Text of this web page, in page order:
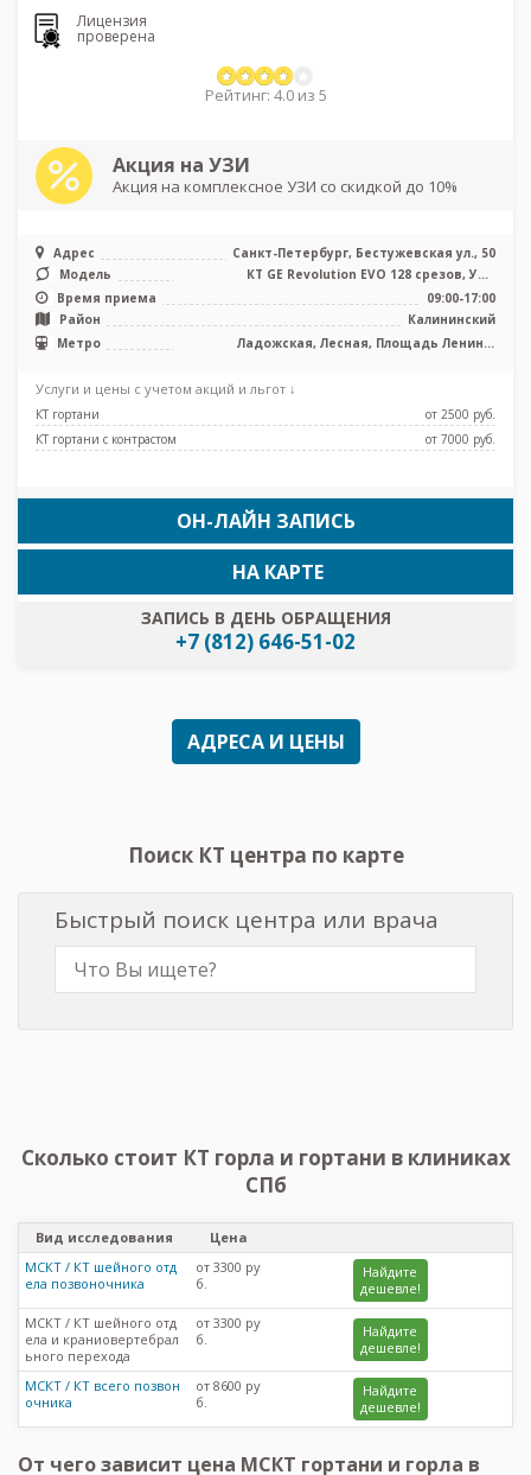
Лицензия
проверена
Рейтинг: 4.0 из 5
Акция на УЗИ
Акция на комплексное УЗИ со скидкой до 10%
Адрес
Санкт-Петербург, Бестужевская ул., 50
Модель
КТ GE Revolution EVO 128 срезов, УЗИ
Время приема
09:00-17:00
Район
Калининский
Метро
Ладожская, Лесная, Площадь Ленина,
Услуги и цены с учетом акций и льгот ↓
КТ гортани
от 2500 pуб.
КТ гортани с контрастом
от 7000 pуб.
ОН-ЛАЙН ЗАПИСЬ
ЗАПИСЬ В ДЕНЬ ОБРАЩЕНИЯ
+7 (812) 646-51-02
НА КАРТЕ
АДРЕСА И ЦЕНЫ
Поиск КТ центра по карте
Быстрый поиск центра или врача
Сколько стоит КТ горла и гортани в клиниках
СПб
Вид исследования
Цена
МСКТ / КТ шейного отд
ела позвоночника
от 3300 ру
б.
Найдите
дешевле!
МСКТ / КТ шейного отд
ела и краниовертебрал
ьного перехода
от 3300 ру
б.
Найдите
дешевле!
МСКТ / КТ всего позвон
очника
от 8600 ру
б.
Найдите
дешевле!
От чего зависит цена МСКТ гортани и горла в